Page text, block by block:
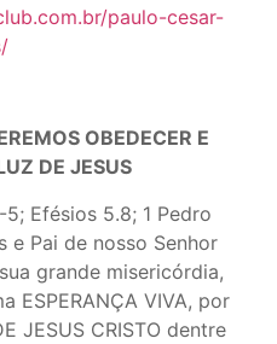
paulo-cesar-
OBEDECER E
DE JESUS
5; Efésios 5.8; 1 Pedro
e Pai de nosso Senhor
grande misericórdia,
ESPERANÇA VIVA, por
JESUS CRISTO dentre